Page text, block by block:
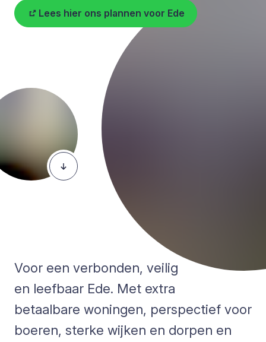
Lees hier ons plannen voor Ede
Voor een verbonden, veilig
en leefbaar Ede. Met extra
betaalbare woningen, perspectief voor
boeren, sterke wijken en dorpen en